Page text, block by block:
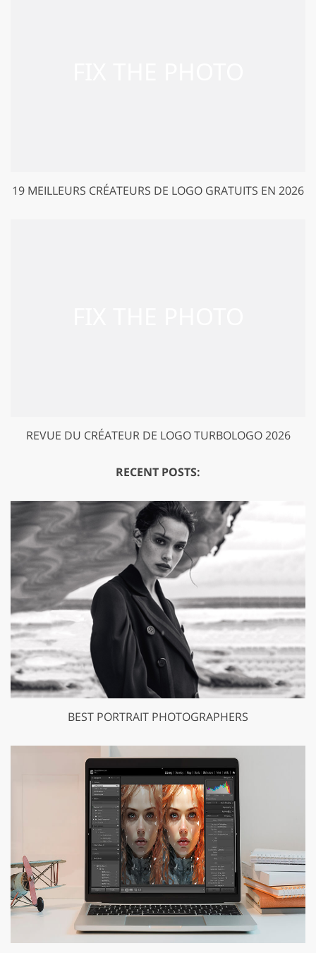
19 MEILLEURS CRÉATEURS DE LOGO GRATUITS EN 2026
REVUE DU CRÉATEUR DE LOGO TURBOLOGO 2026
RECENT POSTS:
BEST PORTRAIT PHOTOGRAPHERS